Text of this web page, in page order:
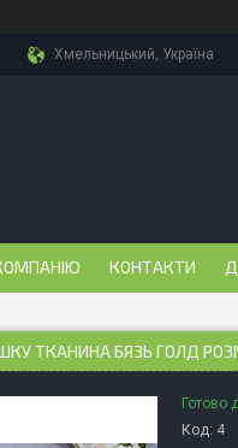
Хмельницький, Україна
КОНТАКТИ
ТКАНИНА БЯЗЬ ГОЛД
Готово
Код: 4